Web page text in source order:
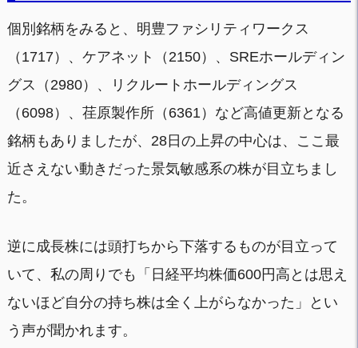
個別銘柄をみると、明豊ファシリティワークス
（1717）、ケアネット（2150）、SREホールディン
グス（2980）、リクルートホールディングス
（6098）、荏原製作所（6361）など高値更新となる
銘柄もありましたが、28日の上昇の中心は、ここ最
近さえない動きだった景気敏感系の株が目立ちまし
た。
逆に成長株には頭打ちから下落するものが目立って
いて、私の周りでも「日経平均株価600円高とは思え
ないほど自分の持ち株は全く上がらなかった」とい
う声が聞かれます。